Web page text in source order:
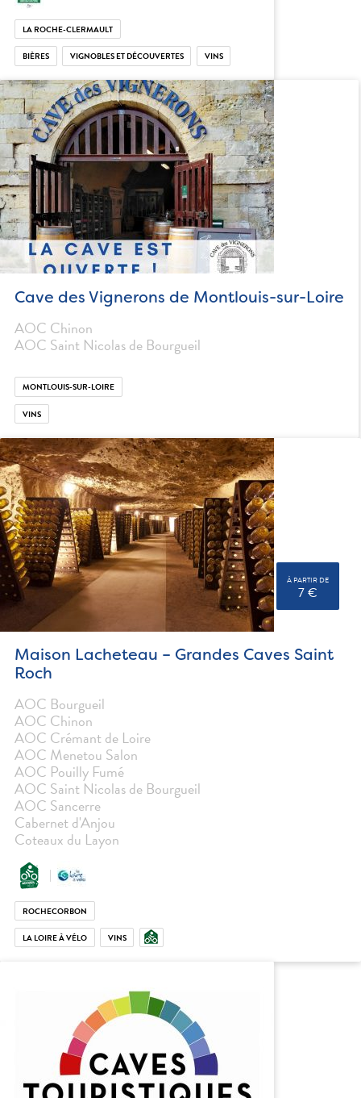
LA ROCHE-CLERMAULT
BIÈRES VIGNOBLES ET DÉCOUVERTES VINS
Cave des Vignerons de Montlouis-sur-Loire
AOC Chinon
AOC Saint Nicolas de Bourgueil
MONTLOUIS-SUR-LOIRE
VINS
À PARTIR DE
7 €
Maison Lacheteau – Grandes Caves Saint
Roch
AOC Bourgueil
AOC Chinon
AOC Crémant de Loire
AOC Menetou Salon
AOC Pouilly Fumé
AOC Saint Nicolas de Bourgueil
AOC Sancerre
Cabernet d'Anjou
Coteaux du Layon
ROCHECORBON
LA LOIRE À VÉLO VINS